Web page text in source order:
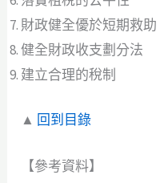
財政健全優於短期救助
健全財政收支劃分法
建立合理的稅制
▲ 回到目錄
【參考資料】